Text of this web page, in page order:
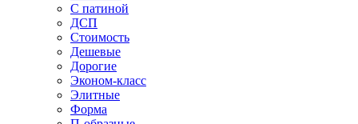
С патиной
ДСП
Стоимость
Дешевые
Дорогие
Эконом-класс
Элитные
Форма